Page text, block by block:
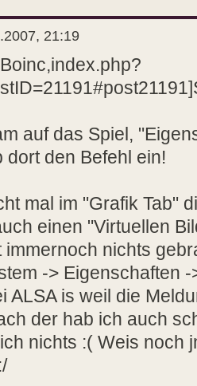
21:19
auf das Spiel,
dort den Befehl ein!
mal im "Grafik Tab"
einen "Virtuellen
immernoch nichts
-> Eigenschaften
ALSA is weil die
der hab ich auch
nichts :( Weis noch